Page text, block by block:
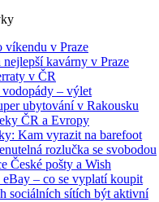
víkendu v Praze
nejlepší kavárny v Praze
v ČR
vodopády – výlet
ubytování v Rakousku
ČR a Evropy
Kam vyrazit na barefoot
rozlučka se svobodou
České pošty a Wish
eBay – co se vyplatí koupit
sociálních sítích být aktivní